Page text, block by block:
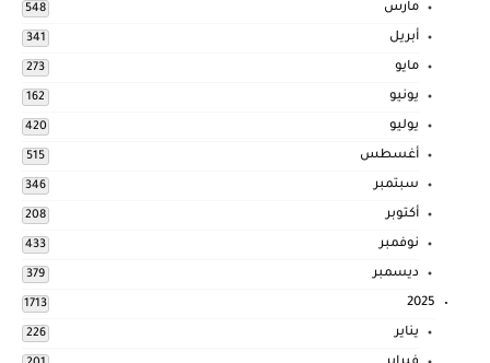
مارس 548
أبريل 341
مايو 273
يونيو 162
يوليو 420
أغسطس 515
سبتمبر 346
أكتوبر 208
نوفمبر 433
ديسمبر 379
2025
1713
يناير 226